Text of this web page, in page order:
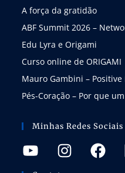
A força da gratidão
ABF Summit 2026 –
Edu Lyra e Origami
Curso online de ORIGAMI
Mauro Gambini –
Pés-Coração – Por que
Minhas Redes Sociais